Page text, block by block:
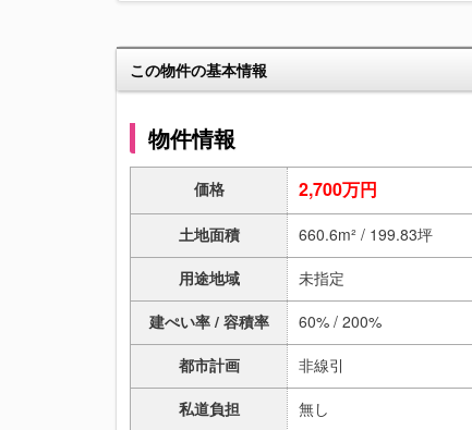
この物件の基本情報
物件情報
価格 2,700万円
土地面積 660.6m² / 199.83坪
用途地域
未指定
建ぺい率 / 容積率
60% / 200%
都市計画
非線引
私道負担
無し